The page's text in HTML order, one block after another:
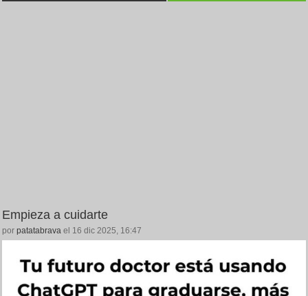
Empieza a cuidarte
por patatabrava el 16 dic 2025, 16:47